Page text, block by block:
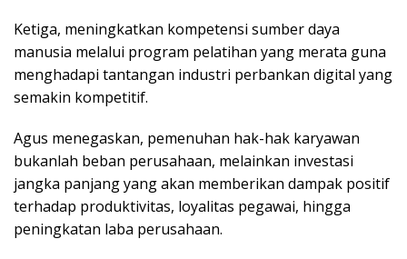
Ketiga, meningkatkan kompetensi sumber daya
manusia melalui program pelatihan yang merata guna
menghadapi tantangan industri perbankan digital yang
semakin kompetitif.
Agus menegaskan, pemenuhan hak-hak karyawan
bukanlah beban perusahaan, melainkan investasi
jangka panjang yang akan memberikan dampak positif
terhadap produktivitas, loyalitas pegawai, hingga
peningkatan laba perusahaan.